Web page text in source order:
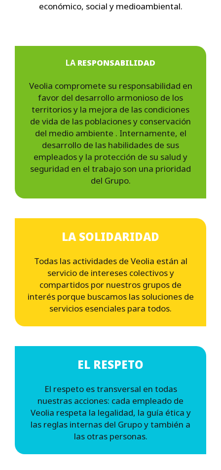
económico, social y medioambiental.
LA RESPONSABILIDAD
Veolia compromete su responsabilidad en
favor del desarrollo armonioso de los
territorios y la mejora de las condiciones
de vida de las poblaciones y conservación
del medio ambiente . Internamente, el
desarrollo de las habilidades de sus
empleados y la protección de su salud y
seguridad en el trabajo son una prioridad
del Grupo.
LA SOLIDARIDAD
Todas las actividades de Veolia están al
servicio de intereses colectivos y
compartidos por nuestros grupos de
interés porque buscamos las soluciones de
servicios esenciales para todos.
EL RESPETO
El respeto es transversal en todas
nuestras acciones: cada empleado de
Veolia respeta la legalidad, la guía ética y
las reglas internas del Grupo y también a
las otras personas.